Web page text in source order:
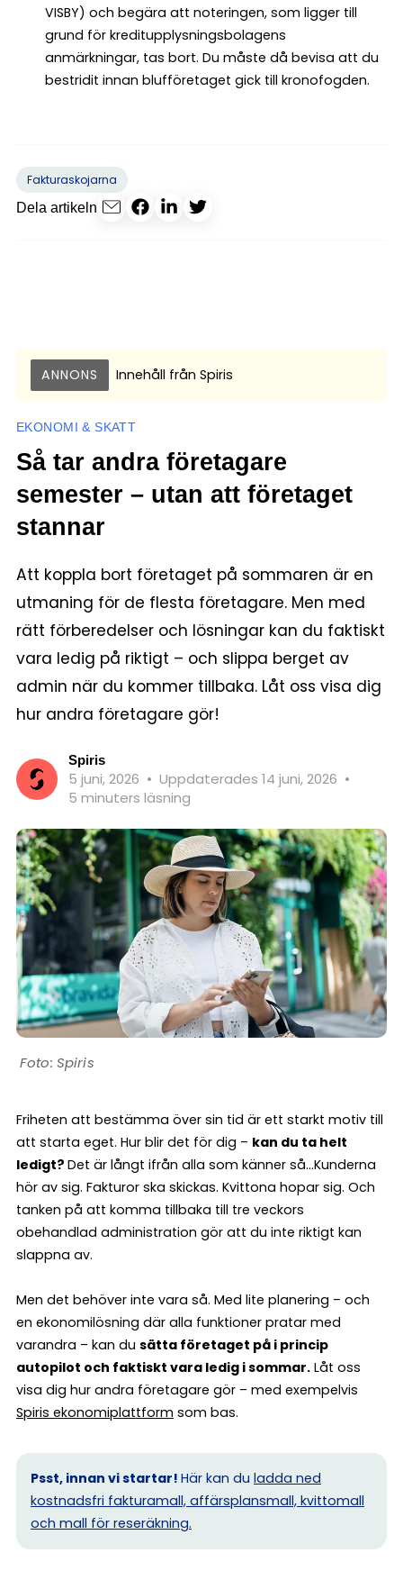
VISBY) och begära att noteringen, som ligger till
grund för kreditupplysningsbolagens
anmärkningar, tas bort. Du måste då bevisa att du
bestridit innan blufföretaget gick till kronofogden.
Fakturaskojarna
Dela artikeln
ANNONS Innehåll från Spiris
EKONOMI & SKATT
Så tar andra företagare
semester – utan att företaget
stannar
Att koppla bort företaget på sommaren är en
utmaning för de flesta företagare. Men med
rätt förberedelser och lösningar kan du faktiskt
vara ledig på riktigt – och slippa berget av
admin när du kommer tillbaka. Låt oss visa dig
hur andra företagare gör!
Spiris
5 juni, 2026 • Uppdaterades 14 juni, 2026 •
5 minuters läsning
Spiris
Friheten att bestämma över sin tid är ett starkt motiv till
att starta eget. Hur blir det för dig – kan du ta helt
ledigt? Det är långt ifrån alla som känner så…Kunderna
hör av sig. Fakturor ska skickas. Kvittona hopar sig. Och
tanken på att komma tillbaka till tre veckors
obehandlad administration gör att du inte riktigt kan
slappna av.
Men det behöver inte vara så. Med lite planering – och
en ekonomilösning där alla funktioner pratar med
varandra – kan du sätta företaget på i princip
autopilot och faktiskt vara ledig i sommar. Låt oss
visa dig hur andra företagare gör – med exempelvis
Spiris ekonomiplattform som bas.
Psst, innan vi startar! Här kan du ladda ned
kostnadsfri fakturamall, affärsplansmall, kvittomall
och mall för reseräkning.